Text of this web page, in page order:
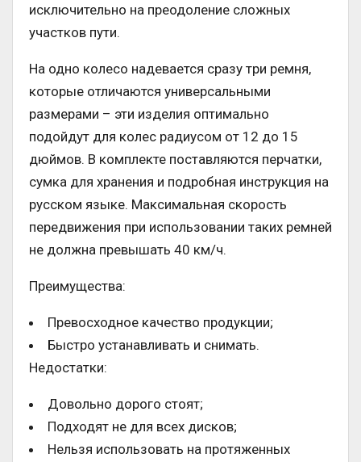
исключительно на преодоление сложных
участков пути.
На одно колесо надевается сразу три ремня,
которые отличаются универсальными
размерами – эти изделия оптимально
подойдут для колес радиусом от 12 до 15
дюймов. В комплекте поставляются перчатки,
сумка для хранения и подробная инструкция на
русском языке. Максимальная скорость
передвижения при использовании таких ремней
не должна превышать 40 км/ч.
Преимущества:
Превосходное качество продукции;
Быстро устанавливать и снимать.
Недостатки:
Довольно дорого стоят;
Подходят не для всех дисков;
Нельзя использовать на протяженных